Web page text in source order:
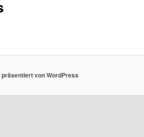
präsentiert von WordPress